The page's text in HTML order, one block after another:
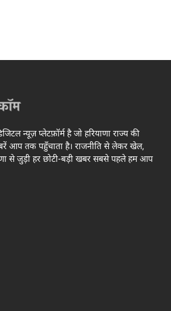
न्यूज़ प्लेटफ़ॉर्म है जो हरियाणा राज्य की
आप तक पहुँचाता है। राजनीति से लेकर खेल,
से जुड़ी हर छोटी-बड़ी खबर सबसे पहले हम आप